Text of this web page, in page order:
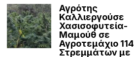
Αγρότης
Καλλιεργούσε
Χασισοφυτεία-
Μαμούθ σε
Αγροτεμάχιο 114
Στρεμμάτων με